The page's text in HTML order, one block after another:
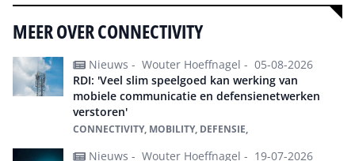
MEER OVER CONNECTIVITY
Nieuws - Wouter Hoeffnagel - 05-08-2026
RDI: 'Veel slim speelgoed kan werking van
mobiele communicatie en defensienetwerken
verstoren'
CONNECTIVITY, MOBILITY, DEFENSIE,
Nieuws - Wouter Hoeffnagel - 19-07-2026